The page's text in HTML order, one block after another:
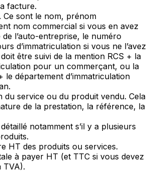
facture.
Ce sont le nom, prénom
nom commercial si vous en avez
de l’auto-entreprise, le numéro
d’immatriculation si vous ne l’avez
être suivi de la mention RCS + la
pour un commerçant, ou la
le département d’immatriculation
du service ou du produit vendu. Cela
de la prestation, la référence, la
notamment s’il y a plusieurs
HT des produits ou services.
à payer HT (et TTC si vous devez
TVA).